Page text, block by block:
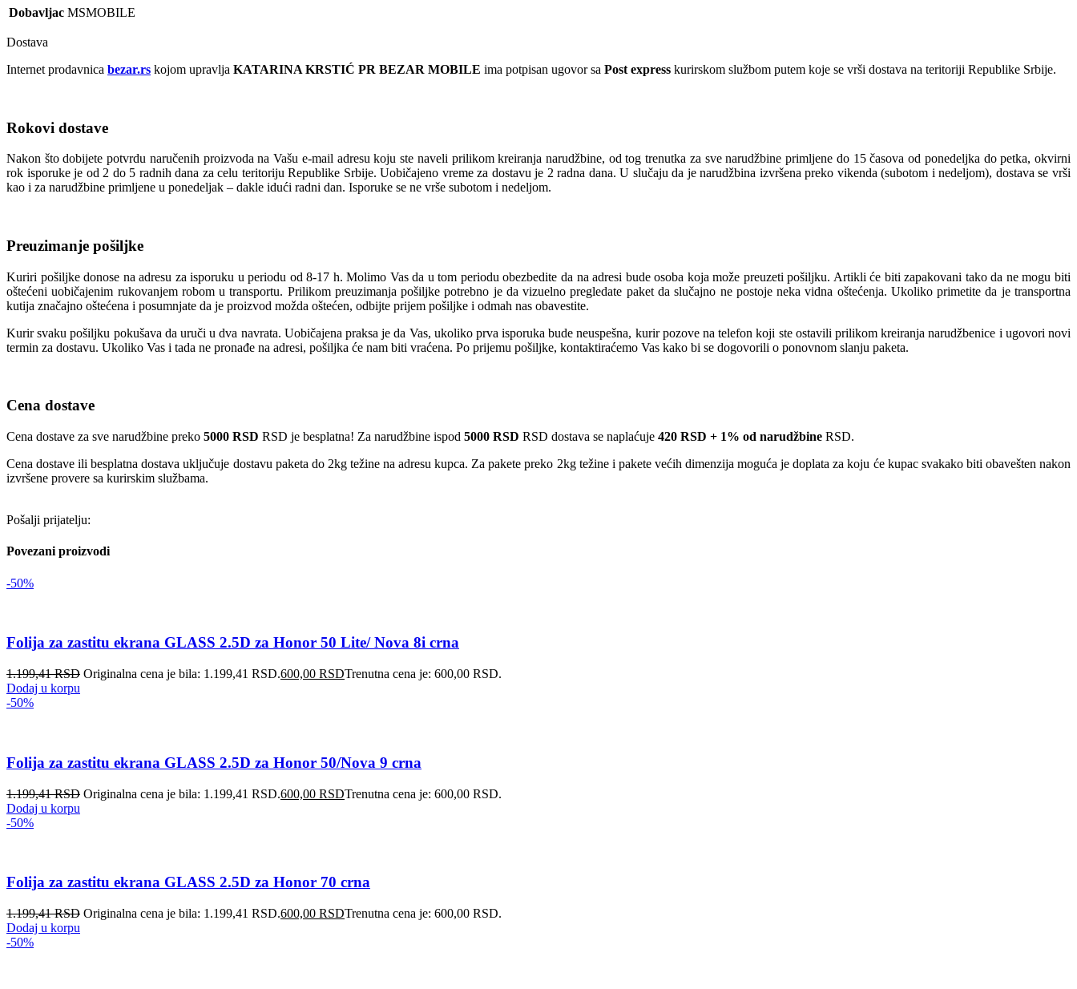
Dobavljac MSMOBILE
Dostava
Internet prodavnica bezar.rs kojom upravlja KATARINA KRSTIĆ PR BEZAR MOBILE ima potpisan ugovor sa Post express kurirskom službom putem koje se vrši dostava na teritoriji Republike Srbije.
Rokovi dostave
Nakon što dobijete potvrdu naručenih proizvoda na Vašu e-mail adresu koju ste naveli prilikom kreiranja narudžbine, od tog trenutka za sve narudžbine primljene do 15 časova od ponedeljka do petka, okvirni
rok isporuke je od 2 do 5 radnih dana za celu teritoriju Republike Srbije. Uobičajeno vreme za dostavu je 2 radna dana. U slučaju da je narudžbina izvršena preko vikenda (subotom i nedeljom), dostava se vrši
kao i za narudžbine primljene u ponedeljak – dakle idući radni dan. Isporuke se ne vrše subotom i nedeljom.
Preuzimanje pošiljke
Kuriri pošiljke donose na adresu za isporuku u periodu od 8-17 h. Molimo Vas da u tom periodu obezbedite da na adresi bude osoba koja može preuzeti pošiljku. Artikli će biti zapakovani tako da ne mogu biti
oštećeni uobičajenim rukovanjem robom u transportu. Prilikom preuzimanja pošiljke potrebno je da vizuelno pregledate paket da slučajno ne postoje neka vidna oštećenja. Ukoliko primetite da je transportna
kutija značajno oštećena i posumnjate da je proizvod možda oštećen, odbijte prijem pošiljke i odmah nas obavestite.
Kurir svaku pošiljku pokušava da uruči u dva navrata. Uobičajena praksa je da Vas, ukoliko prva isporuka bude neuspešna, kurir pozove na telefon koji ste ostavili prilikom kreiranja narudžbenice i ugovori novi
termin za dostavu. Ukoliko Vas i tada ne pronađe na adresi, pošiljka će nam biti vraćena. Po prijemu pošiljke, kontaktiraćemo Vas kako bi se dogovorili o ponovnom slanju paketa.
Cena dostave
Cena dostave za sve narudžbine preko 5000 RSD RSD je besplatna! Za narudžbine ispod 5000 RSD RSD dostava se naplaćuje 420 RSD + 1% od narudžbine RSD.
Cena dostave ili besplatna dostava uključuje dostavu paketa do 2kg težine na adresu kupca. Za pakete preko 2kg težine i pakete većih dimenzija moguća je doplata za koju će kupac svakako biti obavešten nakon
izvršene provere sa kurirskim službama.
Pošalji prijatelju:
Povezani proizvodi
-50%
Folija za zastitu ekrana GLASS 2.5D za Honor 50 Lite/ Nova 8i crna
1.199,41RSD Originalna cena je bila: 1.199,41 RSD.600,00 RSDTrenutna cena je: 600,00 RSD.
Dodaj u korpu
-50%
Folija za zastitu ekrana GLASS 2.5D za Honor 50/Nova 9 crna
1.199,41RSD Originalna cena je bila: 1.199,41 RSD.600,00 RSDTrenutna cena je: 600,00 RSD.
Dodaj u korpu
-50%
Folija za zastitu ekrana GLASS 2.5D za Honor 70 crna
1.199,41RSD Originalna cena je bila: 1.199,41 RSD.600,00 RSDTrenutna cena je: 600,00 RSD.
Dodaj u korpu
-50%